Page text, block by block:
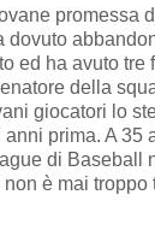
promessa
dovuto
ed ha avuto tre
della
giocatori lo
prima. A 35
di Baseball
è mai troppo